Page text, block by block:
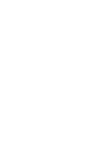
transport:
Tempel